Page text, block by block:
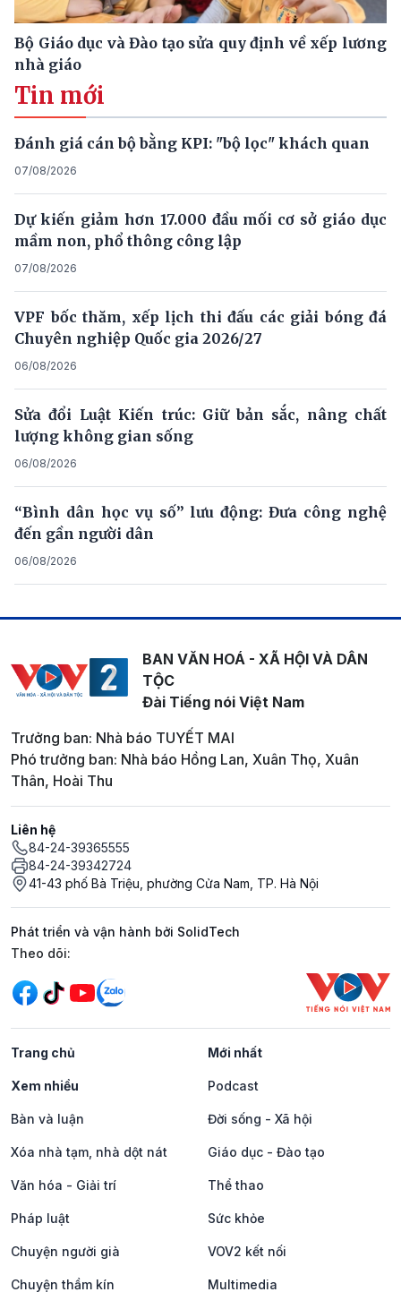
Bộ Giáo dục và Đào tạo sửa quy định về xếp lương
nhà giáo
Tin mới
Đánh giá cán bộ bằng KPI: "bộ lọc" khách quan
07/08/2026
Dự kiến giảm hơn 17.000 đầu mối cơ sở giáo dục
mầm non, phổ thông công lập
07/08/2026
VPF bốc thăm, xếp lịch thi đấu các giải bóng đá
Chuyên nghiệp Quốc gia 2026/27
06/08/2026
Sửa đổi Luật Kiến trúc: Giữ bản sắc, nâng chất
lượng không gian sống
06/08/2026
“Bình dân học vụ số” lưu động: Đưa công nghệ
đến gần người dân
06/08/2026
BAN VĂN HOÁ - XÃ HỘI VÀ DÂN
TỘC
Đài Tiếng nói Việt Nam
Trưởng ban: Nhà báo TUYẾT MAI
Phó trưởng ban: Nhà báo Hồng Lan, Xuân Thọ, Xuân
Thân, Hoài Thu
Liên hệ
84-24-39365555
84-24-39342724
41-43 phố Bà Triệu, phường Cửa Nam, TP. Hà Nội
Phát triển và vận hành bởi SolidTech
Mạng xã hội
Theo dõi:
Trang chủ Mới nhất
Xem nhiều Podcast
Bàn và luận Đời sống - Xã hội
Xóa nhà tạm, nhà dột nát Giáo dục - Đào tạo
Văn hóa - Giải trí Thể thao
Pháp luật Sức khỏe
Chuyện người già VOV2 kết nối
Chuyện thầm kín Multimedia